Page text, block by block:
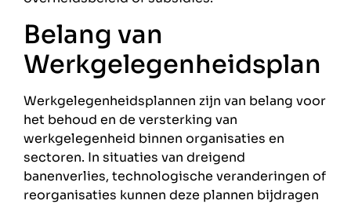
Belang van
Werkgelegenheidsplan
Werkgelegenheidsplannen zijn van belang voor
het behoud en de versterking van
werkgelegenheid binnen organisaties en
sectoren. In situaties van dreigend
banenverlies, technologische veranderingen of
reorganisaties kunnen deze plannen bijdragen